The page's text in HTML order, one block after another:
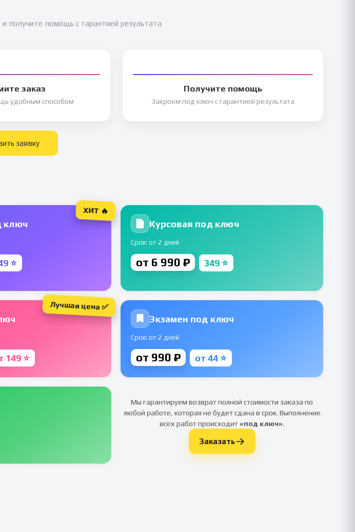
получите помощь с гарантией результата
заказ
удобным способом
Получите помощь
Закроем под ключ с гарантией результата
заявку
ключ
⭐
ХИТ 🔥
Курсовая под ключ
Срок: от 2 дней
от 6 990 ₽ 349 ⭐
149 ⭐
Лучшая цена ✅
Экзамен под ключ
Срок: от 2 дней
от 990 ₽ от 44 ⭐
Мы гарантируем возврат полной стоимости заказа по
любой работе, которая не будет сдана в срок. Выполнение
всех работ происходит«под ключ».
Заказать